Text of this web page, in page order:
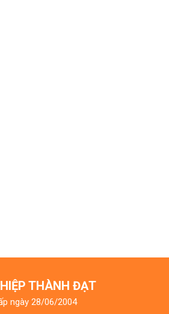
THÀNH ĐẠT
ngày 28/06/2004